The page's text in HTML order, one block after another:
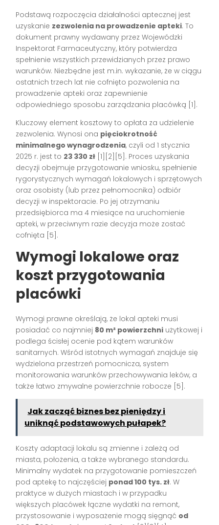
Podstawą rozpoczęcia działalności aptecznej jest
uzyskanie zezwolenia na prowadzenie apteki. To
dokument prawny wydawany przez Wojewódzki
Inspektorat Farmaceutyczny, który potwierdza
spełnienie wszystkich przewidzianych przez prawo
warunków. Niezbędne jest m.in. wykazanie, że w ciągu
ostatnich trzech lat nie cofnięto pozwolenia na
prowadzenie apteki oraz zapewnienie
odpowiedniego sposobu zarządzania placówką [1] .
Kluczowy element kosztowy to opłata za udzielenie
zezwolenia. Wynosi ona pięciokrotność
minimalnego wynagrodzenia, czyli od 1 stycznia
2025 r. jest to 23 330 zł [1][2][5] . Proces uzyskania
decyzji obejmuje przygotowanie wniosku, spełnienie
rygorystycznych wymagań lokalowych i sprzętowych
oraz osobisty (lub przez pełnomocnika) odbiór
decyzji w inspektoracie. Po jej otrzymaniu
przedsiębiorca ma 4 miesiące na uruchomienie
apteki, w przeciwnym razie decyzja może zostać
cofnięta [5] .
Wymogi lokalowe oraz
koszt przygotowania
placówki
Wymogi prawne określają, że lokal apteki musi
posiadać co najmniej 80 m² powierzchni użytkowej i
podlega ścisłej ocenie pod kątem warunków
sanitarnych. Wśród istotnych wymagań znajduje się
wydzielona przestrzeń pomocnicza, system
monitorowania warunków przechowywania leków, a
także łatwo zmywalne powierzchnie robocze [5] .
Jak zacząć biznes bez pieniędzy i
uniknąć podstawowych pułapek?
Koszty adaptacji lokalu są zmienne i zależą od
miasta, położenia, a także wybranego standardu.
Minimalny wydatek na przygotowanie pomieszczeń
pod aptekę to najczęściej ponad 100 tys. zł. W
praktyce w dużych miastach i w przypadku
większych placówek łączne wydatki na remont,
przystosowanie i wyposażenie mogą sięgnąć od